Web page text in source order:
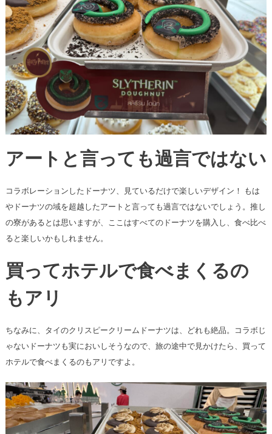
アートと言っても過言ではない
コラボレーションしたドーナツ、見ているだけで楽しいデザイン！ もは
やドーナツの域を超越したアートと言っても過言ではないでしょう。推し
の寮があるとは思いますが、ここはすべてのドーナツを購入し、食べ比べ
ると楽しいかもしれません。
買ってホテルで食べまくるの
もアリ
ちなみに、タイのクリスピークリームドーナツは、どれも絶品。コラボじ
ゃないドーナツも実においしそうなので、旅の途中で見かけたら、買って
ホテルで食べまくるのもアリですよ。